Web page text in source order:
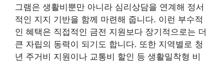
그램은 생활비뿐만 아니라 심리상담을 연계해 정서
적인 지지 기반을 함께 마련해 줍니다. 이런 부수적
인 혜택은 직접적인 금전 지원보다 장기적으로는 더
큰 자립의 동력이 되기도 합니다. 또한 지역별로 청
년 주거비 지원이나 교통비 할인 등 생활밀착형 비